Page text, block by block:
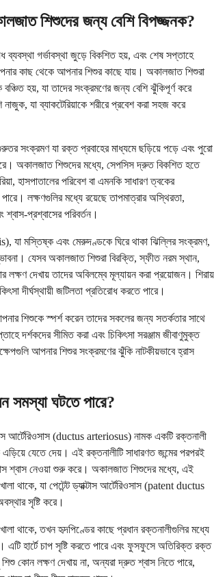
শিশুদের জন্য বেশি বিপজ্জনক?
ব্যবস্থা গর্ভাবস্থা জুড়ে বিকশিত হয়, এবং শেষ সপ্তাহে
কাছ থেকে আপনার শিশুর কাছে যায়। অকালজাত শিশুরা
হয়, যা তাদের সংক্রমণের জন্য বেশি ঝুঁকিপূর্ণ করে
যা ব্যাকটেরিয়াকে শরীরে প্রবেশ করা সহজ করে
সংক্রমণ যা রক্ত ​​প্রবাহের মাধ্যমে ছড়িয়ে পড়ে এবং পুরো
অকালজাত শিশুদের মধ্যে, সেপসিস দ্রুত বিকশিত হতে
হাসপাতালের পরিবেশ বা এমনকি সাধারণ ত্বকের
লক্ষণগুলির মধ্যে রয়েছে তাপমাত্রার অস্থিরতা,
প্রশ্বাসের পরিবর্তন।
যা মস্তিষ্ক এবং মেরুদণ্ডকে ঘিরে থাকা ঝিল্লির সংক্রমণ,
যেসব অকালজাত শিশুরা বিরক্তি, স্ফীত নরম স্থান,
লক্ষণ দেখায় তাদের অবিলম্বে মূল্যায়ন করা প্রয়োজন। শিরায়
দীর্ঘস্থায়ী জটিলতা প্রতিরোধ করতে পারে।
শিশুকে স্পর্শ করেন তাদের সকলের জন্য সতর্কতার সাথে
দর্শকদের সীমিত করা এবং চিকিৎসা সরঞ্জাম জীবাণুমুক্ত
আপনার শিশুর সংক্রমণের ঝুঁকি নাটকীয়ভাবে হ্রাস
সমস্যা ঘটতে পারে?
আর্টেরিওসাস (ductus arteriosus) নামক একটি রক্তনালী
যেতে দেয়। এই রক্তনালীটি সাধারণত জন্মের পরপরই
শ্বাস নেওয়া শুরু করে। অকালজাত শিশুদের মধ্যে, এই
থাকে, যা পেটেন্ট ড্যাক্টাস আর্টেরিওসাস (patent ductus
সৃষ্টি করে।
থাকে, তখন হৃদপিণ্ডের কাছে প্রধান রক্তনালীগুলির মধ্যে
হার্টে চাপ সৃষ্টি করতে পারে এবং ফুসফুসে অতিরিক্ত রক্ত
কোন লক্ষণ দেখায় না, অন্যরা দ্রুত শ্বাস নিতে পারে,